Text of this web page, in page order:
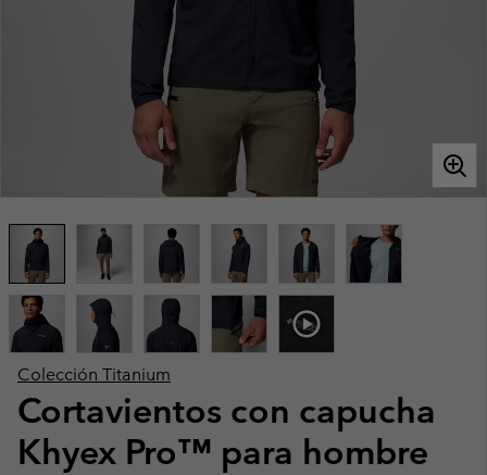
Colección Titanium
Cortavientos con capucha
Khyex Pro™ para hombre